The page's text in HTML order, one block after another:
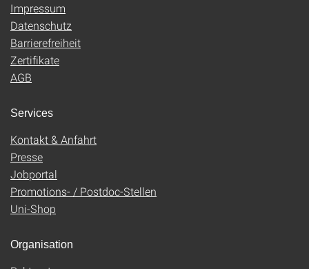
Impressum
Datenschutz
Barrierefreiheit
Zertifikate
AGB
Services
Kontakt & Anfahrt
Presse
Jobportal
Promotions- / Postdoc-Stellen
Uni-Shop
Organisation